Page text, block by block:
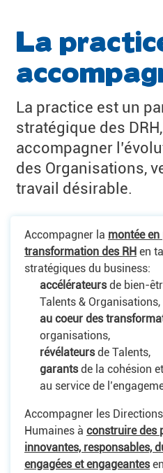
La
La practice est un
stratégique des
accompagner
des Organisations,
travail désirable.
Accompagner la montée
transformation des RH en
stratégiques du business:
accélérateursde bien-
Talents & Organisations,
au coeur des
organisations,
révélateursde Talents,
garantsde la cohésion
au service de
Accompagner les
Humaines à construire des
innovantes, responsables,
engagées et engageantes